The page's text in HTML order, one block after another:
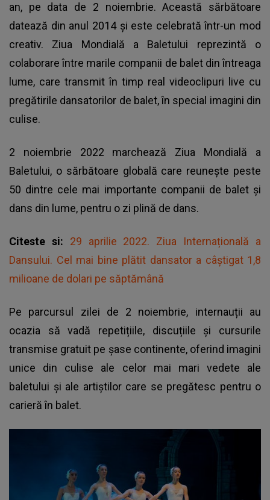
an, pe data de 2 noiembrie. Această sărbătoare
datează din anul 2014 și este celebrată într-un mod
creativ. Ziua Mondială a Baletului reprezintă o
colaborare între marile companii de balet din întreaga
lume, care transmit în timp real videoclipuri live cu
pregătirile dansatorilor de balet, în special imagini din
culise.
2 noiembrie 2022 marchează Ziua Mondială a
Baletului, o sărbătoare globală care reunește peste
50 dintre cele mai importante companii de balet și
dans din lume, pentru o zi plină de dans.
Citeste si: 29 aprilie 2022. Ziua Internațională a
Dansului. Cel mai bine plătit dansator a câștigat 1,8
milioane de dolari pe săptămână
Pe parcursul zilei de 2 noiembrie, internauții au
ocazia să vadă repetițiile, discuțiile și cursurile
transmise gratuit pe șase continente, oferind imagini
unice din culise ale celor mai mari vedete ale
baletului și ale artiștilor care se pregătesc pentru o
carieră în balet.